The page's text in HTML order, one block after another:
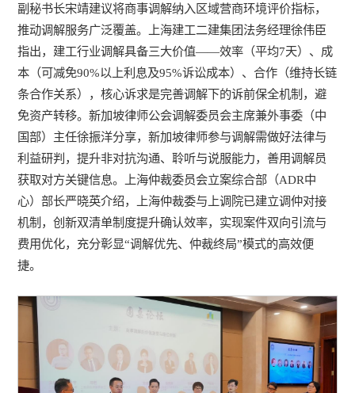
副秘书长宋靖建议将商事调解纳入区域营商环境评价指标，
推动调解服务广泛覆盖。上海建工二建集团法务经理徐伟臣
指出，建工行业调解具备三大价值——效率（平均7天）、成
本（可减免90%以上利息及95%诉讼成本）、合作（维持长链
条合作关系），核心诉求是完善调解下的诉前保全机制，避
免资产转移。新加坡律师公会调解委员会主席兼外事委（中
国部）主任徐振洋分享，新加坡律师参与调解需做好法律与
利益研判，提升非对抗沟通、聆听与说服能力，善用调解员
获取对方关键信息。上海仲裁委员会立案综合部（ADR中
心）部长严晓英介绍，上海仲裁委与上调院已建立调仲对接
机制，创新双清单制度提升确认效率，实现案件双向引流与
费用优化，充分彰显“调解优先、仲裁终局”模式的高效便
捷。